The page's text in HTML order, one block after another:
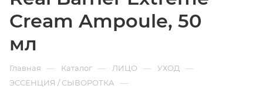
Cream Ampoule, 50
мл
Главная — Каталог — ЛИЦО — УХОД —
ЭССЕНЦИЯ / СЫВОРОТКА —